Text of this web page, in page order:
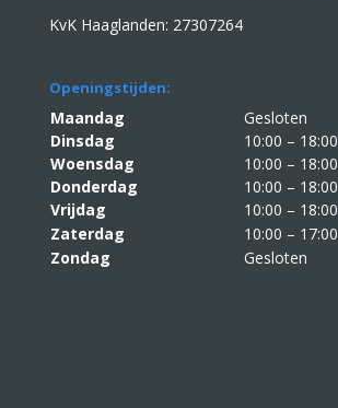
KvK Haaglanden: 27307264
Openingstijden:
Maandag
Gesloten
Dinsdag
10:00 – 18:00
Woensdag
10:00 – 18:00
Donderdag
10:00 – 18:00
Vrijdag
10:00 – 18:00
Zaterdag
10:00 – 17:00
Zondag
Gesloten